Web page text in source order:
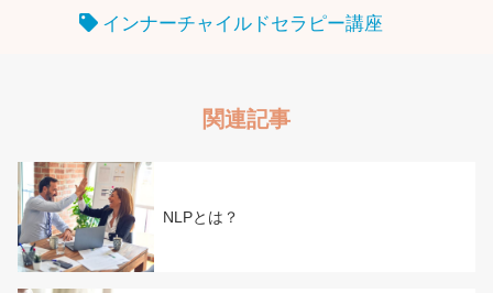
インナーチャイルドセラピー講座
関連記事
NLPとは？